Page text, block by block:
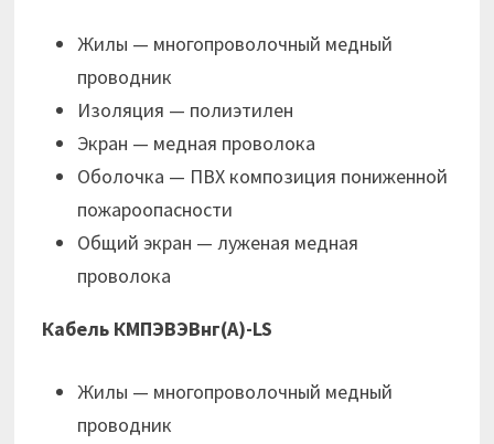
Жилы — многопроволочный медный
проводник
Изоляция — полиэтилен
Экран — медная проволока
Оболочка — ПВХ композиция пониженной
пожароопасности
Общий экран — луженая медная
проволока
Кабель КМПЭВЭВнг(А)-LS
Жилы — многопроволочный медный
проводник